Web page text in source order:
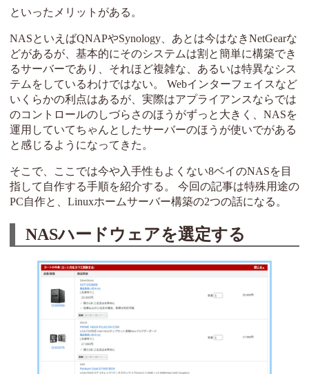
といったメリットがある。
NASといえばQNAPやSynology、あとは今はなきNetGearな
どがあるが、基本的にそのシステムは割と簡単に構築でき
るサーバーであり、それほど複雑な、あるいは特異なシス
テムをしているわけではない。 Webインターフェイスなど
いくらかの利点はあるが、実際はアプライアンスならでは
のコントロールのしづらさのほうがずっと大きく、NASを
運用していてちゃんとしたサーバーのほうが使いでがある
と感じるようになってきた。
そこで、ここでは今や入手性もよくない8ベイのNASを目
指して自作する手順を紹介する。 今回の記事は特殊用途の
PC自作と、Linuxホームサーバー構築の2つの話になる。
NASハードウェアを選定する